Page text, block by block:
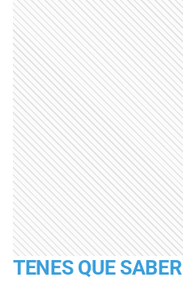
TENES QUE SABER